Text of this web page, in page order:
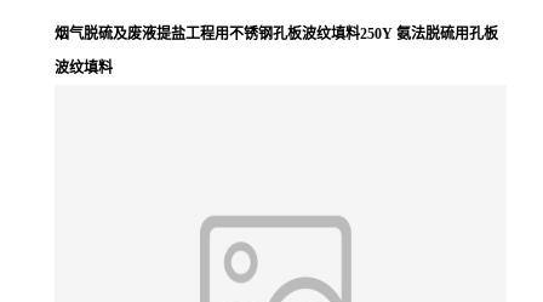
烟气脱硫及废液提盐工程用不锈钢孔板波纹填料250Y 氨法脱硫用孔板
波纹填料